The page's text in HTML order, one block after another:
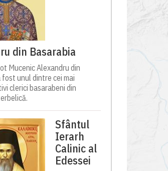
din Basarabia
Mucenic Alexandru din
fost unul dintre cei mai
clerici basarabeni din
Sfântul
Ierarh
Calinic al
Edessei